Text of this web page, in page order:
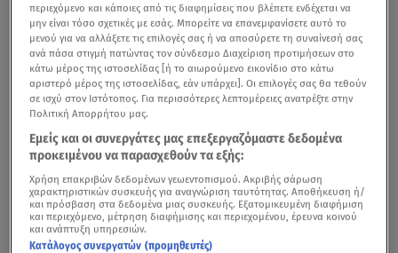
περιεχόμενο και κάποιες από τις διαφημίσεις που βλέπετε ενδέχεται να
μην είναι τόσο σχετικές με εσάς. Μπορείτε να επανεμφανίσετε αυτό το
μενού για να αλλάξετε τις επιλογές σας ή να αποσύρετε τη συναίνεσή σας
ανά πάσα στιγμή πατώντας τον σύνδεσμο Διαχείριση προτιμήσεων στο
κάτω μέρος της ιστοσελίδας [ή το αιωρούμενο εικονίδιο στο κάτω
αριστερό μέρος της ιστοσελίδας, εάν υπάρχει]. Οι επιλογές σας θα τεθούν
σε ισχύ στον Ιστότοπος. Για περισσότερες λεπτομέρειες ανατρέξτε στην
Πολιτική Απορρήτου μας.
Εμείς και οι συνεργάτες μας επεξεργαζόμαστε δεδομένα
προκειμένου να παρασχεθούν τα εξής:
Χρήση επακριβών δεδομένων γεωεντοπισμού. Ακριβής σάρωση
χαρακτηριστικών συσκευής για αναγνώριση ταυτότητας. Αποθήκευση ή/
και πρόσβαση στα δεδομένα μιας συσκευής. Εξατομικευμένη διαφήμιση
και περιεχόμενο, μέτρηση διαφήμισης και περιεχομένου, έρευνα κοινού
και ανάπτυξη υπηρεσιών.
Κατάλογος συνεργατών (προμηθευτές)